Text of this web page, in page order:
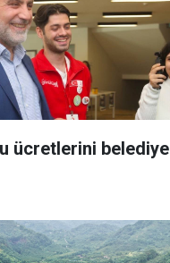
ücretlerini belediye